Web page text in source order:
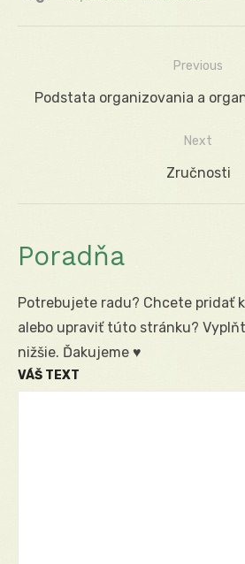
Navigácia
Previous
Previous
Podstata organizovania a
Next
Next
Zručnosti
Poradňa
Potrebujete radu? Chcete pridať
alebo upraviť túto stránku?
nižšie. Ďakujeme ♥
VÁŠ TEXT